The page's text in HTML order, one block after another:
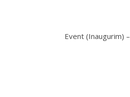
Event (Inaugurim)